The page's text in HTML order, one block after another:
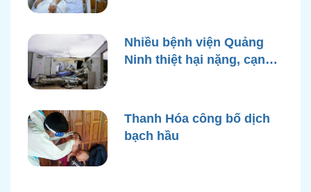
Nhiều bệnh viện Quảng
Ninh thiệt hại nặng, cạn
Thanh Hóa công bố dịch
bạch hầu